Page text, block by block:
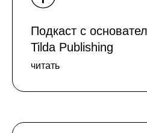
Подкаст с
Tilda Publishing
читать